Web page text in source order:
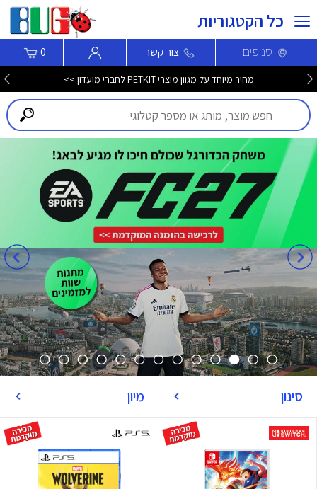
כל הקטגוריות
סניפים צור קשר 0
מחיר מיוחד על מגוון מוצרי PETKIT לחברי מועדון >>
סינון מיון